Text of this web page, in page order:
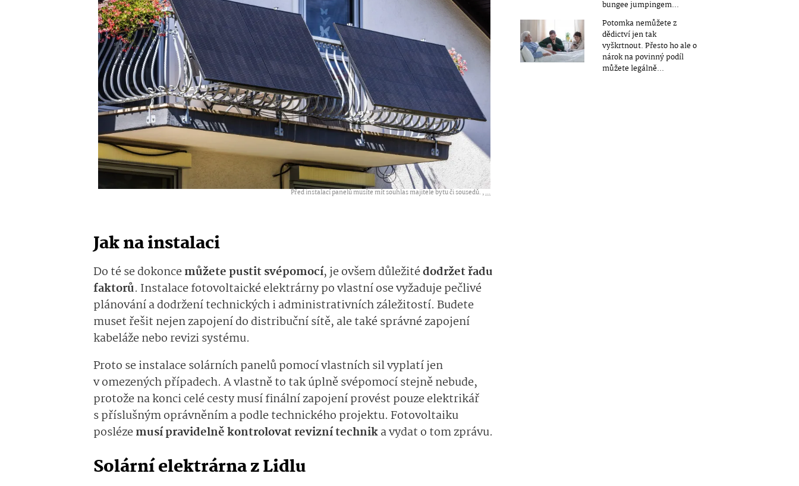
Před instalací panelů musíte mít souhlas majitele bytu či sousedů. ,...
Jak na instalaci
Do té se dokoncemůžete pustit svépomocí, je ovšem důležitédodržet řadu
faktorů. Instalace fotovoltaické elektrárny po vlastní ose vyžaduje pečlivé
plánování a dodržení technických i administrativních záležitostí. Budete
muset řešit nejen zapojení do distribuční sítě, ale také správné zapojení
kabeláže nebo revizi systému.
Proto se instalace solárních panelů pomocí vlastních sil vyplatí jen
v omezených případech. A vlastně to tak úplně svépomocí stejně nebude,
protože na konci celé cesty musí finální zapojení provést pouze elektrikář
s příslušným oprávněním a podle technického projektu. Fotovoltaiku
poslézemusí pravidelně kontrolovat revizní technika vydat o tom zprávu.
Solární elektrárna z Lidlu
bungee jumpingem...
Potomka nemůžete z
dědictví jen tak
vyškrtnout. Přesto ho ale o
nárok na povinný podíl
můžete legálně...